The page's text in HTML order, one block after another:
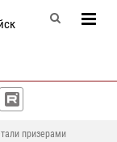
призерами